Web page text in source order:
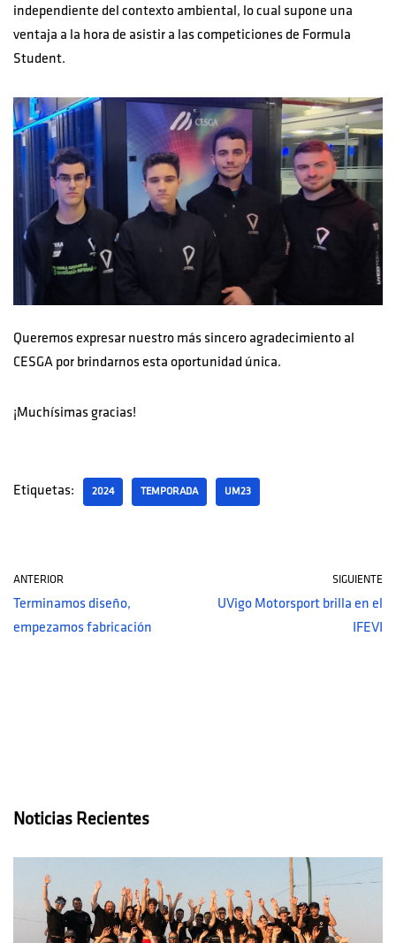
independiente del contexto ambiental, lo cual supone una
ventaja a la hora de asistir a las competiciones de Formula
Student.
Queremos expresar nuestro más sincero agradecimiento al
CESGA por brindarnos esta oportunidad única.
¡Muchísimas gracias!
Etiquetas: 2024 TEMPORADA UM23
ANTERIOR
Terminamos diseño,
empezamos fabricación
SIGUIENTE
UVigo Motorsport brilla en el
IFEVI
Noticias Recientes